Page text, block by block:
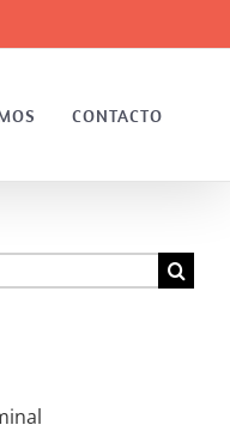
CONTACTO